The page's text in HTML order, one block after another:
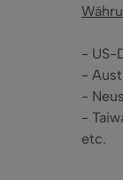
- US-
-
-
-
etc.